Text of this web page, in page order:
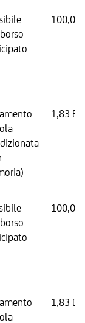
100,00
1,83
100,00
1,83